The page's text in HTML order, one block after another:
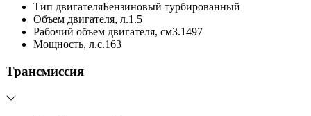
Тип двигателяБензиновый турбированный
Объем двигателя, л.1.5
Рабочий объем двигателя, см3.1497
Мощность, л.с.163
Трансмиссия